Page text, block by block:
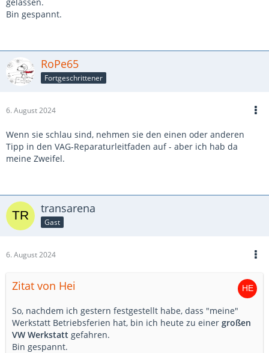
Bin gespannt.
RoPe65
Fortgeschrittener
6. August 2024
Wenn sie schlau sind, nehmen sie den einen oder anderen
Tipp in den VAG-Reparaturleitfaden auf - aber ich hab da
meine Zweifel.
transarena
Gast
6. August 2024
Zitat von Hei
So, nachdem ich gestern festgestellt habe, dass "meine"
Werkstatt Betriebsferien hat, bin ich heute zu einer großen
VW Werkstatt gefahren.
Bin gespannt.